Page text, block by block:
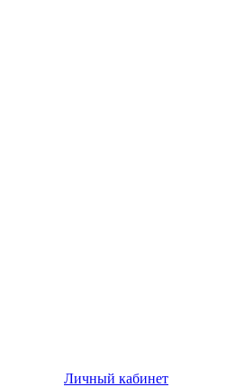
Личный кабинет